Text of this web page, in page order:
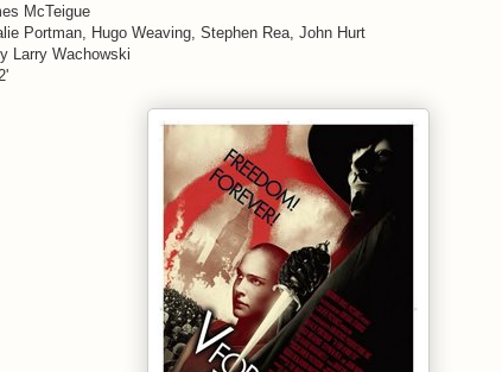
McTeigue
Portman, Hugo Weaving, Stephen Rea, John Hurt
Larry Wachowski